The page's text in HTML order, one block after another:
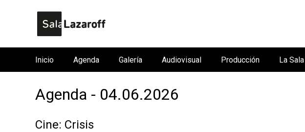
Agenda - 04.06.2026
Cine: Crisis
n
p
Inicio Agenda Galería Audiovisual Producción La Sala